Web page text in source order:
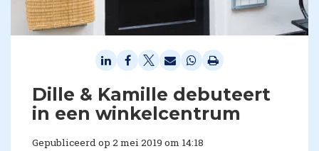
Dille & Kamille debuteert
in een winkelcentrum
Gepubliceerd op 2 mei 2019 om 14:18